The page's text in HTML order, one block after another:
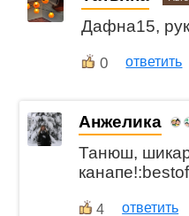
Дафна15,
0 ответить
Анжелика
Танюш,
4 ответить